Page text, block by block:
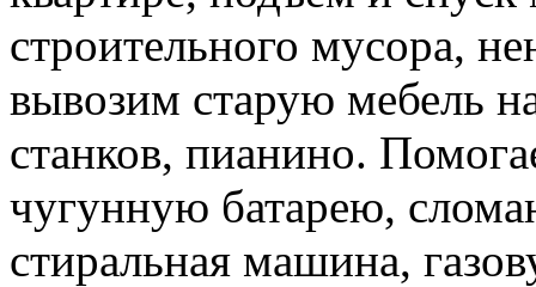
строительного мусора,
вывозим старую мебель
станков, пианино.
чугунную батарею,
стиральная машина,